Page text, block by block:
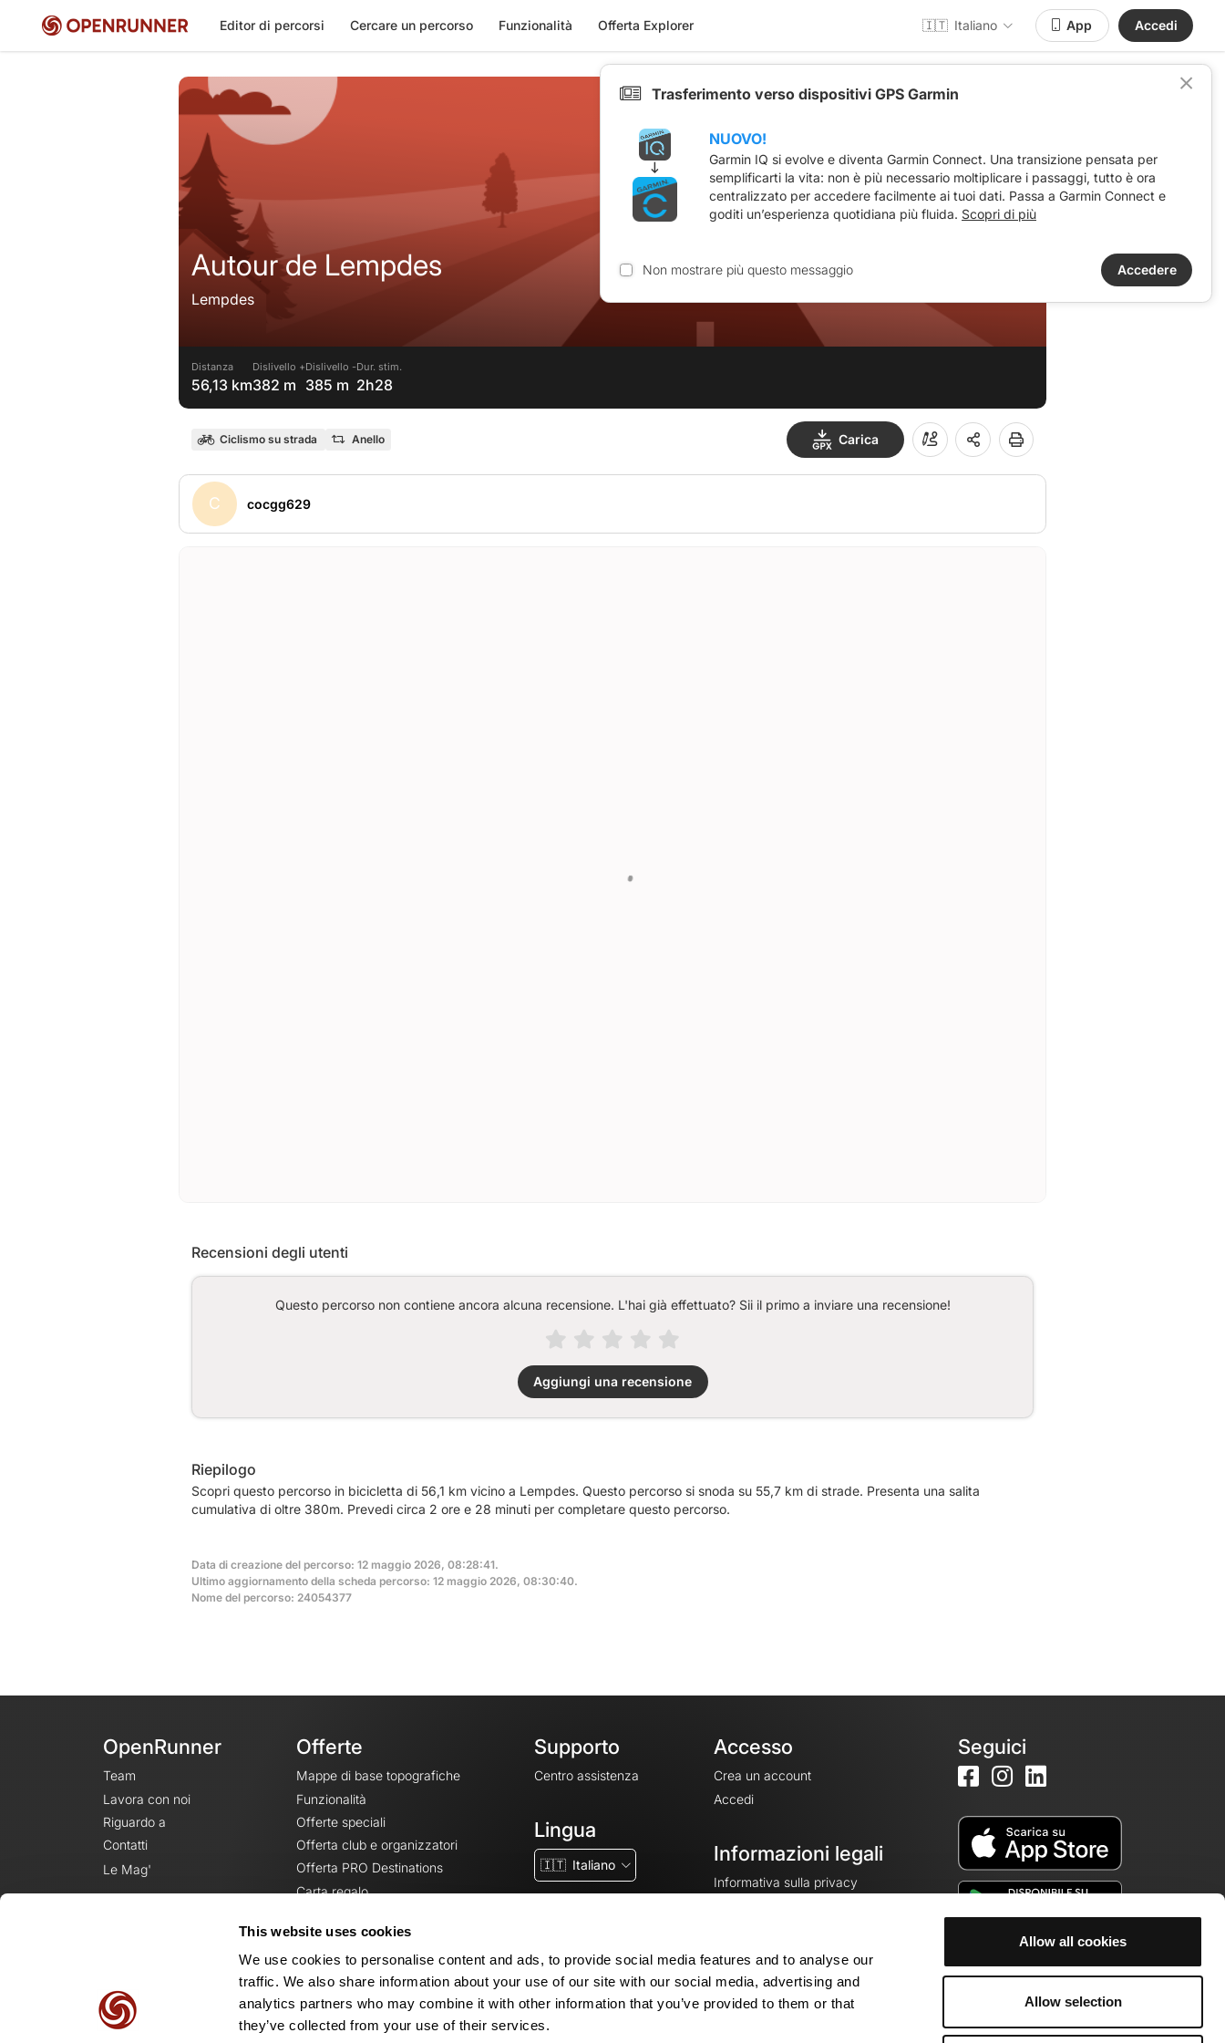
This website uses cookies
We use cookies to personalise content and ads, to provide social media features and to analyse our
traffic. We also share information about your use of our site with our social media, advertising and
analytics partners who may combine it with other information that you’ve provided to them or that
they’ve collected from your use of their services.
Allow all cookies
Allow selection
Editor di percorsi Cercare un percorso Funzionalità Offerta Explorer 🇮🇹 Italiano App Accedi
Autour de Lempdes
Lempdes
Distanza
56,13 km
Dislivello +
382 m
Dislivello -
385 m
Dur. stim.
2h28
Ciclismo su strada Anello Carica
C cocgg629
Recensioni degli utenti
Questo percorso non contiene ancora alcuna recensione. L'hai già effettuato? Sii il primo a inviare una recensione!
Aggiungi una recensione
Riepilogo
Scopri questo percorso in bicicletta di 56,1 km vicino a Lempdes. Questo percorso si snoda su 55,7 km di strade. Presenta una salita
cumulativa di oltre 380m. Prevedi circa 2 ore e 28 minuti per completare questo percorso.
Data di creazione del percorso: 12 maggio 2026, 08:28:41.
Ultimo aggiornamento della scheda percorso: 12 maggio 2026, 08:30:40.
Nome del percorso: 24054377
OpenRunner
Team
Lavora con noi
Riguardo a
Contatti
Le Mag'
Offerte
Mappe di base topografiche
Funzionalità
Offerte speciali
Offerta club e organizzatori
Offerta PRO Destinations
Carta regalo
Supporto
Centro assistenza
Lingua
🇮🇹 Italiano
Accesso
Crea un account
Accedi
Informazioni legali
Informativa sulla privacy
Impostazioni dei cookie
Seguici
Trasferimento verso dispositivi GPS Garmin
NUOVO!
Garmin IQ si evolve e diventa Garmin Connect. Una transizione pensata per
semplificarti la vita: non è più necessario moltiplicare i passaggi, tutto è ora
centralizzato per accedere facilmente ai tuoi dati. Passa a Garmin Connect e
goditi un’esperienza quotidiana più fluida. Scopri di più
Non mostrare più questo messaggio Accedere